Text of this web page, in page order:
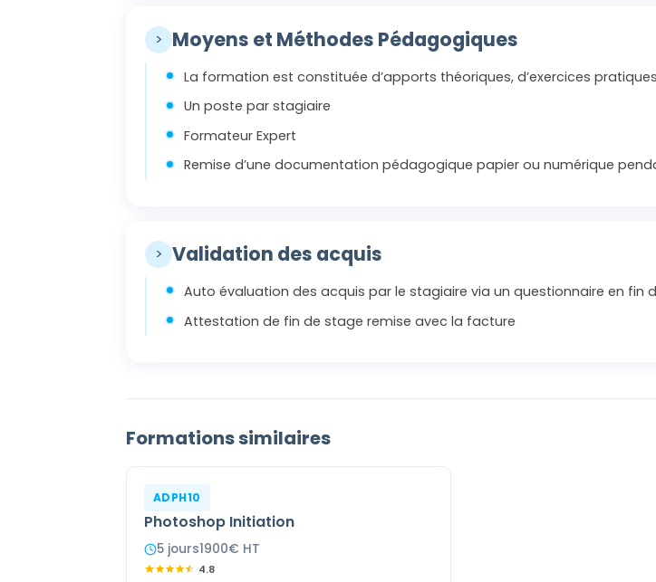
> Moyens et Méthodes Pédagogiques
La formation est constituée d’apports théoriques, d’exercices
Un poste par stagiaire
Formateur Expert
Remise d’une documentation pédagogique papier ou numérique
> Validation des acquis
Auto évaluation des acquis par le stagiaire via un questionnaire en fin
Attestation de fin de stage remise avec la facture
Formations similaires
ADPH10
Photoshop Initiation
5 jours1900€ HT
4.8